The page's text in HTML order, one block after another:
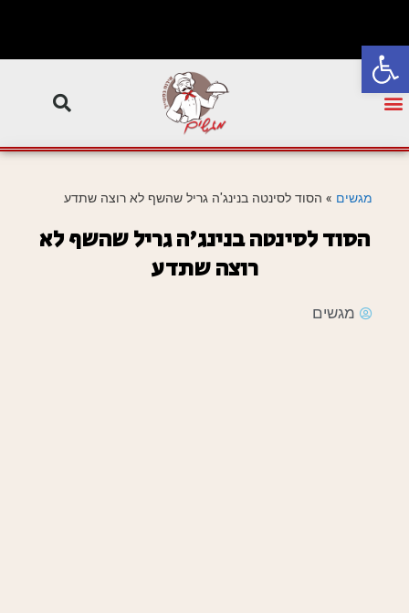
פתח סרגל נגישות
מגשים » הסוד לסינטה בנינג'ה גריל שהשף לא רוצה שתדע
הסוד לסינטה בנינג'ה גריל שהשף לא
רוצה שתדע
מגשים